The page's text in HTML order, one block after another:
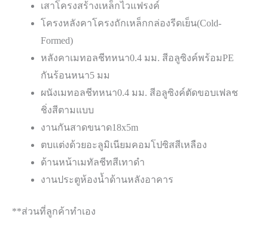
เสาโครงสร้างเหล็กไวแฟรงค์
โครงหลังคาโครงถักเหล็กกล่องรีดเย็น(Cold-
Formed)
หลังคาเมทอลชีทหนา0.4 มม. สีอลูซิงค์พร้อมPE
กันร้อนหนา5 มม
ผนังเมทอลชีทหนา0.4 มม. สีอลูซิงค์ตัดขอบเฟลช
ชิ่งสีตามแบบ
งานกันสาดขนาด18x5m
ตบแต่งด้วยอะลูมิเนียมคอมโปซิสสีเหลือง
ด้านหน้าเมทัลชีทสีเทาดำ
งานประตูห้องน้ำด้านหลังอาคาร
**ส่วนที่ลูกค้าทำเอง